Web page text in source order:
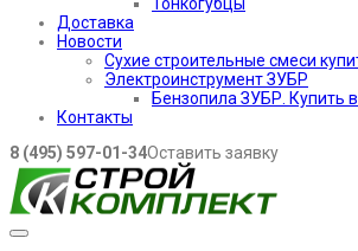
Доставка
Новости
Сухие строительные смеси
Электроинструмент ЗУБР
Бензопила ЗУБР. Купить
Контакты
8 (495) 597-01-34Оставить заявку